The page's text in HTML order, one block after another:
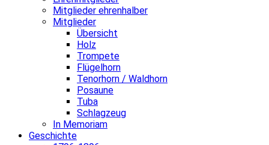
Mitglieder ehrenhalber
Mitglieder
Übersicht
Holz
Trompete
Flügelhorn
Tenorhorn / Waldhorn
Posaune
Tuba
Schlagzeug
In Memoriam
Geschichte